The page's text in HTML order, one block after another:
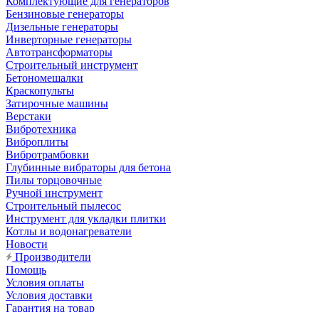
Бензиновые генераторы
Дизельные генераторы
Инверторные генераторы
Автотрансформаторы
Строительный инструмент
Бетономешалки
Краскопульты
Затирочные машины
Верстаки
Вибротехника
Виброплиты
Вибротрамбовки
Глубинные вибраторы для бетона
Пилы торцовочные
Ручной инструмент
Строительный пылесос
Инструмент для укладки плитки
Котлы и водонагреватели
Новости
Производители
Помощь
Условия оплаты
Условия доставки
Гарантия на товар